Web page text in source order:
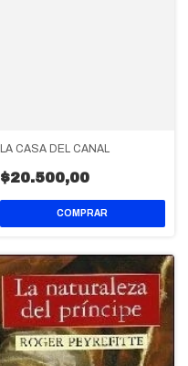
LA CASA DEL CANAL
$20.500,00